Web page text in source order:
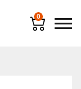
0